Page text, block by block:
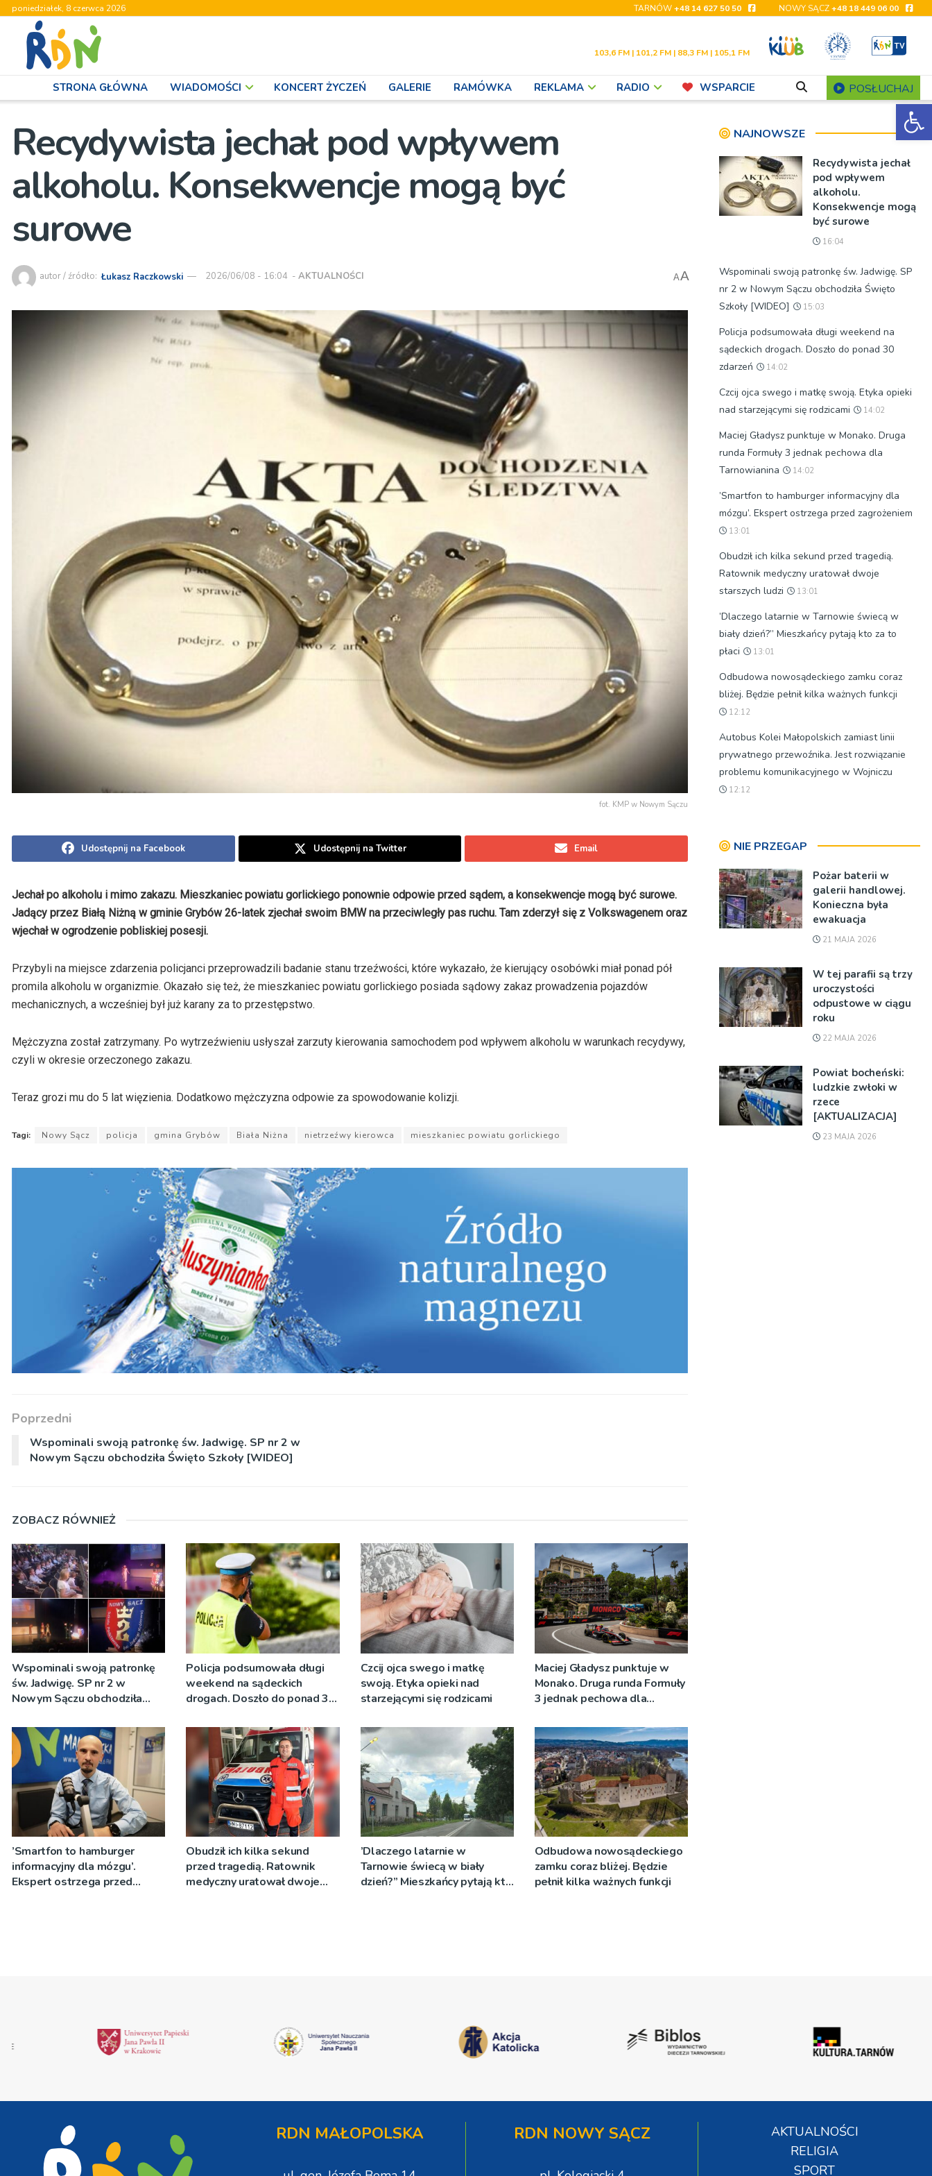
poniedziałek, 8 czerwca 2026 TARNÓW+48 14 627 50 50 NOWY SĄCZ+48 18 449 06 00
103,6 FM | 101,2 FM | 88,3 FM | 105,1 FM
STRONA GŁÓWNA WIADOMOŚCI KONCERT ŻYCZEŃ GALERIE RAMÓWKA REKLAMA RADIO WSPARCIE POSŁUCHAJ
Recydywista jechał pod wpływem
alkoholu. Konsekwencje mogą być
surowe
autor / źródło: Łukasz Raczkowski 2026/06/08 - 16:04 - AKTUALNOŚCI AA
fot. KMP w Nowym Sączu
Udostępnij na Facebook Udostępnij na Twitter Email
Jechał po alkoholu i mimo zakazu. Mieszkaniec powiatu gorlickiego ponownie odpowie przed sądem, a konsekwencje mogą być surowe.
Jadący przez Białą Niżną w gminie Grybów 26-latek zjechał swoim BMW na przeciwległy pas ruchu. Tam zderzył się z Volkswagenem oraz
wjechał w ogrodzenie pobliskiej posesji.
Przybyli na miejsce zdarzenia policjanci przeprowadzili badanie stanu trzeźwości, które wykazało, że kierujący osobówki miał ponad pół
promila alkoholu w organizmie. Okazało się też, że mieszkaniec powiatu gorlickiego posiada sądowy zakaz prowadzenia pojazdów
mechanicznych, a wcześniej był już karany za to przestępstwo.
Mężczyzna został zatrzymany. Po wytrzeźwieniu usłyszał zarzuty kierowania samochodem pod wpływem alkoholu w warunkach recydywy,
czyli w okresie orzeczonego zakazu.
Teraz grozi mu do 5 lat więzienia. Dodatkowo mężczyzna odpowie za spowodowanie kolizji.
Tagi: Nowy Sącz policja gmina Grybów Biała Niżna nietrzeźwy kierowca mieszkaniec powiatu gorlickiego
Poprzedni
Wspominali swoją patronkę św. Jadwigę. SP nr 2 w
Nowym Sączu obchodziła Święto Szkoły [WIDEO]
ZOBACZ RÓWNIEŻ
Wspominali swoją patronkę
św. Jadwigę. SP nr 2 w
Nowym Sączu obchodziła
Policja podsumowała długi
weekend na sądeckich
drogach. Doszło do ponad 30
Czcij ojca swego i matkę
swoją. Etyka opieki nad
starzejącymi się rodzicami
Maciej Gładysz punktuje w
Monako. Druga runda Formuły
3 jednak pechowa dla
’Smartfon to hamburger
informacyjny dla mózgu’.
Ekspert ostrzega przed
Obudził ich kilka sekund
przed tragedią. Ratownik
medyczny uratował dwoje
’Dlaczego latarnie w
Tarnowie świecą w biały
dzień?” Mieszkańcy pytają kto
Odbudowa nowosądeckiego
zamku coraz bliżej. Będzie
pełnił kilka ważnych funkcji
NAJNOWSZE
Recydywista jechał
pod wpływem
alkoholu.
Konsekwencje mogą
być surowe
16:04
Wspominali swoją patronkę św. Jadwigę. SP
nr 2 w Nowym Sączu obchodziła Święto
Szkoły [WIDEO]
15:03
Policja podsumowała długi weekend na
sądeckich drogach. Doszło do ponad 30
zdarzeń
14:02
Czcij ojca swego i matkę swoją. Etyka opieki
nad starzejącymi się rodzicami
14:02
Maciej Gładysz punktuje w Monako. Druga
runda Formuły 3 jednak pechowa dla
Tarnowianina
14:02
’Smartfon to hamburger informacyjny dla
mózgu’. Ekspert ostrzega przed zagrożeniem
13:01
Obudził ich kilka sekund przed tragedią.
Ratownik medyczny uratował dwoje
starszych ludzi
13:01
’Dlaczego latarnie w Tarnowie świecą w
biały dzień?” Mieszkańcy pytają kto za to
płaci
13:01
Odbudowa nowosądeckiego zamku coraz
bliżej. Będzie pełnił kilka ważnych funkcji
12:12
Autobus Kolei Małopolskich zamiast linii
prywatnego przewoźnika. Jest rozwiązanie
problemu komunikacyjnego w Wojniczu
12:12
NIE PRZEGAP
Pożar baterii w
galerii handlowej.
Konieczna była
ewakuacja
21 MAJA 2026
W tej parafii są trzy
uroczystości
odpustowe w ciągu
roku
22 MAJA 2026
Powiat bocheński:
ludzkie zwłoki w
rzece
[AKTUALIZACJA]
23 MAJA 2026
RDN MAŁOPOLSKA RDN NOWY SĄCZ
AKTUALNOŚCI
RELIGIA
SPORT